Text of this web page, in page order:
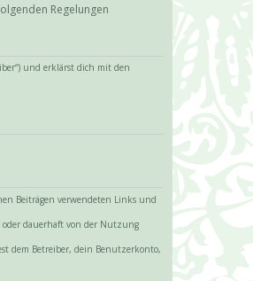
Regelungen
und erklärst dich mit den
Beiträgen verwendeten Links und
oder dauerhaft von der Nutzung
dem Betreiber, dein Benutzerkonto,